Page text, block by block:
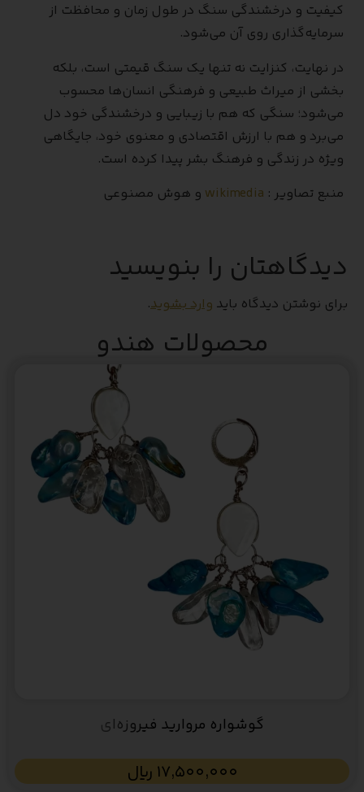
کیفیت و درخشندگی سنگ در طول زمان و محافظت از
سرمایه‌گذاری روی آن می‌شود.
در نهایت، کنزایت نه تنها یک سنگ قیمتی است، بلکه
بخشی از میراث طبیعی و فرهنگی انسان‌ها محسوب
می‌شود؛ سنگی که هم با زیبایی و درخشندگی خود دل
می‌برد و هم با ارزش اقتصادی و معنوی خود، جایگاهی
ویژه در زندگی و فرهنگ بشر پیدا کرده است.
منبع تصاویر : wikimedia و هوش مصنوعی
دیدگاهتان را بنویسید
برای نوشتن دیدگاه باید وارد بشوید.
محصولات هندو
گوشواره مروارید فیروزه‌ای
17,500,000 ﷼